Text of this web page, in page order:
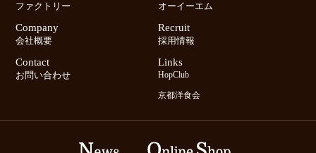
ファクトリー オーイーエム
Company
会社概要
Recruit
採用情報
Contact
お問い合わせ
Links
HopClub
京都洋食会